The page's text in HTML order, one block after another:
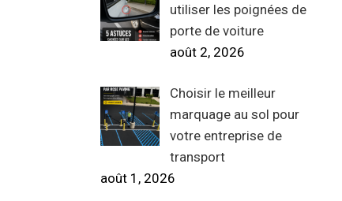
utiliser les poignées de
porte de voiture
août 2, 2026
Choisir le meilleur
marquage au sol pour
votre entreprise de
transport
août 1, 2026